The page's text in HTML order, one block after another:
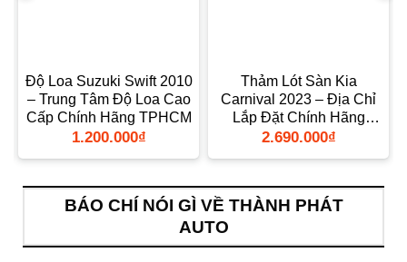
Độ Loa Suzuki Swift 2010
– Trung Tâm Độ Loa Cao
Cấp Chính Hãng TPHCM
1.200.000₫
Thảm Lót Sàn Kia
Carnival 2023 – Địa Chỉ
Lắp Đặt Chính Hãng
TPHCM
2.690.000₫
BÁO CHÍ NÓI GÌ VỀ THÀNH PHÁT
AUTO